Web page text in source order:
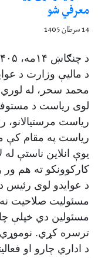
معرفي شو
14 سرطان 1405
د چنګاښ ۱۴مه، ۱۴۰۵ هـ.ل
د مالیې وزارت د
محمد سحر، له لوري
لوی رياست د
ریاست مرستیالانو،
ریاست په مقام کې
یوې انلاین ناستې له
کارکوونکو ته هم ور
د عوایدو لوی
مسئولیت صلاحیت
مسئولین دي خپلې
ترسره کړي. نوموړي
د اداري چارو او